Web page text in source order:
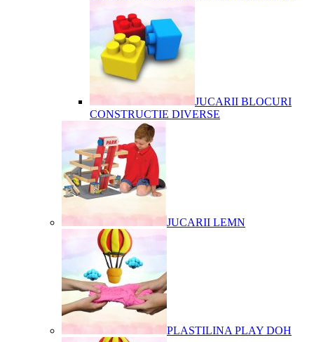
JUCARII BLOCURI
CONSTRUCTIE DIVERSE
JUCARII LEMN
PLASTILINA PLAY DOH